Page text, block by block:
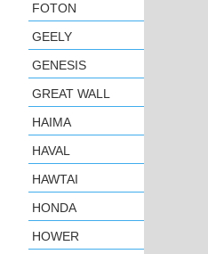
FOTON
GEELY
GENESIS
GREAT WALL
HAIMA
HAVAL
HAWTAI
HONDA
HOWER